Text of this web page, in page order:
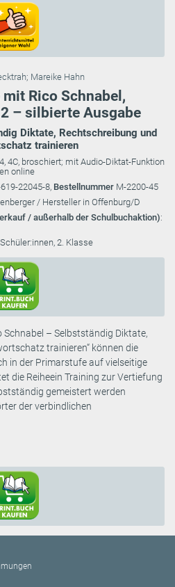
; Mareike Hahn
Rico Schnabel,
– silbierte Ausgabe
Diktate, Rechtschreibung und
trainieren
4C, broschiert; mit Audio-Diktat-Funktion
online
22045-8, Bestellnummer M-2200-45
/ Hersteller in Offenburg/D
/ außerhalb der Schulbuchaktion):
2. Klasse
Schnabel – Selbstständig Diktate,
trainieren“ können die
in der Primarstufe auf vielseitige
die Reiheein Training zur Vertiefung
gemeistert werden
der verbindlichen